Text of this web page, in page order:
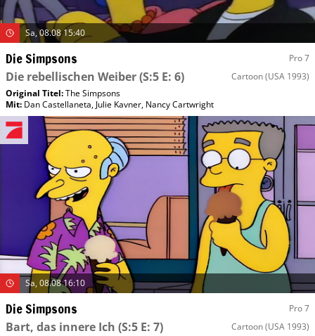
Sa, 08.08 15:40
Die Simpsons Pro 7
Die rebellischen Weiber(S:5 E: 6) Cartoon(USA 1993)
Original Titel:The Simpsons
Mit: Dan Castellaneta, Julie Kavner, Nancy Cartwright
Sa, 08.08 16:10
Die Simpsons Pro 7
Bart, das innere Ich (S:5 E: 7) Cartoon(USA 1993)